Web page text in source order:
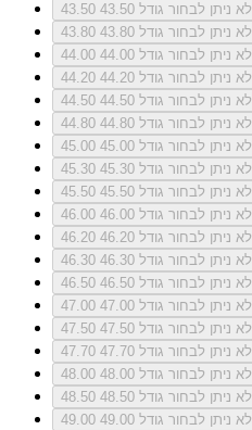
43.50
לא ניתן לבחור גודל 43.50
43.80
לא ניתן לבחור גודל 43.80
44.00
לא ניתן לבחור גודל 44.00
44.20
לא ניתן לבחור גודל 44.20
44.50
לא ניתן לבחור גודל 44.50
44.80
לא ניתן לבחור גודל 44.80
45.00
לא ניתן לבחור גודל 45.00
45.30
לא ניתן לבחור גודל 45.30
45.50
לא ניתן לבחור גודל 45.50
46.00
לא ניתן לבחור גודל 46.00
46.20
לא ניתן לבחור גודל 46.20
46.30
לא ניתן לבחור גודל 46.30
46.50
לא ניתן לבחור גודל 46.50
47.00
לא ניתן לבחור גודל 47.00
47.50
לא ניתן לבחור גודל 47.50
47.70
לא ניתן לבחור גודל 47.70
48.00
לא ניתן לבחור גודל 48.00
48.50
לא ניתן לבחור גודל 48.50
49.00
לא ניתן לבחור גודל 49.00